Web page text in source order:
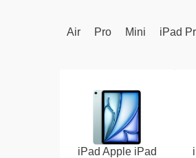
Air
Pro Mini iPad
iPad Apple iPad